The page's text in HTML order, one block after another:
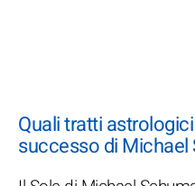
Quali tratti
successo di Michael